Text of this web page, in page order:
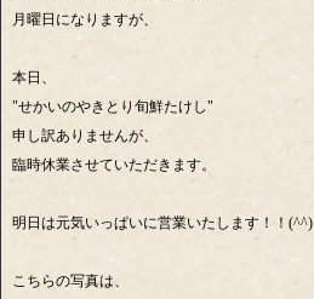
月曜日になりますが、
本日、
"せかいのやきとり旬鮮たけし"
申し訳ありませんが、
臨時休業させていただきます。
明日は元気いっぱいに営業いたします！！(^^)
こちらの写真は、